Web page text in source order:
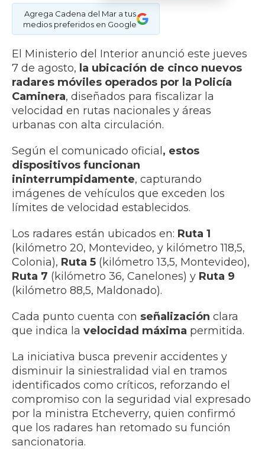
Agrega Cadena del Mar a tus
medios preferidos en Google
El Ministerio del Interior anunció este jueves
7 de agosto, la ubicación de cinco nuevos
radares móviles operados por la Policía
Caminera, diseñados para fiscalizar la
velocidad en rutas nacionales y áreas
urbanas con alta circulación.
Según el comunicado oficial , estos
dispositivos funcionan
ininterrumpidamente, capturando
imágenes de vehículos que exceden los
límites de velocidad establecidos.
Los radares están ubicados en: Ruta 1
(kilómetro 20, Montevideo, y kilómetro 118,5,
Colonia), Ruta 5 (kilómetro 13,5, Montevideo),
Ruta 7 (kilómetro 36, Canelones) y Ruta 9
(kilómetro 88,5, Maldonado).
Cada punto cuenta con señalización clara
que indica la velocidad máxima permitida.
La iniciativa busca prevenir accidentes y
disminuir la siniestralidad vial en tramos
identificados como críticos, reforzando el
compromiso con la seguridad vial expresado
por la ministra Etcheverry, quien confirmó
que los radares han retomado su función
sancionatoria.